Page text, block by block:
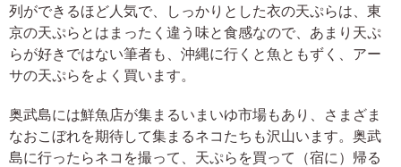
列ができるほど人気で、しっかりとした衣の天ぷらは、東
京の天ぷらとはまったく違う味と食感なので、あまり天ぷ
らが好きではない筆者も、沖縄に行くと魚ともずく、アー
サの天ぷらをよく買います。
奥武島には鮮魚店が集まるいまいゆ市場もあり、さまざま
なおこぼれを期待して集まるネコたちも沢山います。奥武
島に行ったらネコを撮って、天ぷらを買って（宿に）帰る